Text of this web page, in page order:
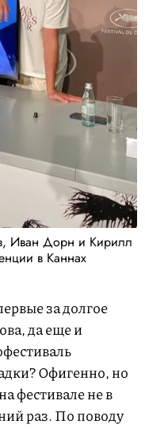
Иван Дорн и Кирилл
в Каннах
за долгое
да еще и
Офигенно, но
фестивале не в
раз. По поводу